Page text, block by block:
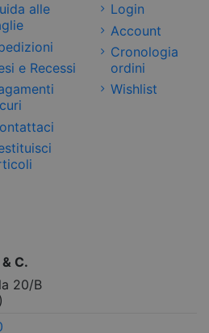
alle
e Recessi
Login
Account
Cronologia
ordini
Wishlist
C.
20/B